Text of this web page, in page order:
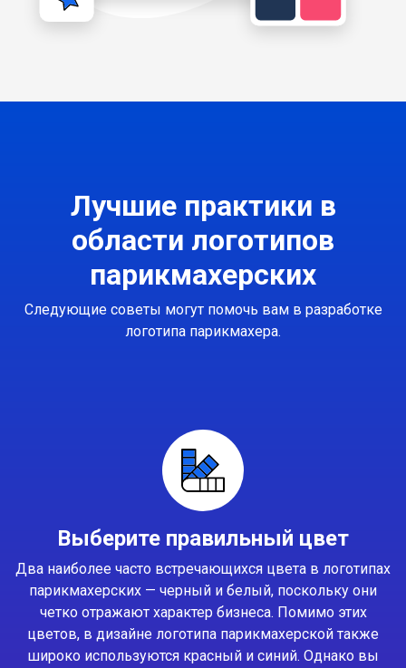
Лучшие практики в
области логотипов
парикмахерских
Следующие советы могут помочь вам в разработке
логотипа парикмахера.
Выберите правильный цвет
Два наиболее часто встречающихся цвета в логотипах
парикмахерских — черный и белый, поскольку они
четко отражают характер бизнеса. Помимо этих
цветов, в дизайне логотипа парикмахерской также
широко используются красный и синий. Однако вы